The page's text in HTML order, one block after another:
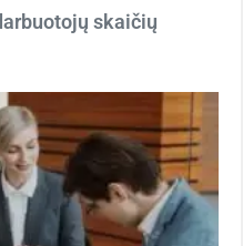
skaičių